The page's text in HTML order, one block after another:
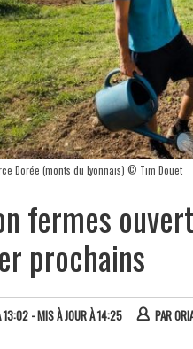
Dorée (monts du Lyonnais) © Tim Douet
fermes
prochains
13:02- MIS À JOUR À 14:25 PAR